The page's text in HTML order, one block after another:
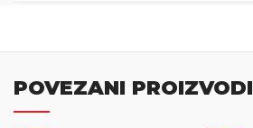
POVEZANI PROIZVODI